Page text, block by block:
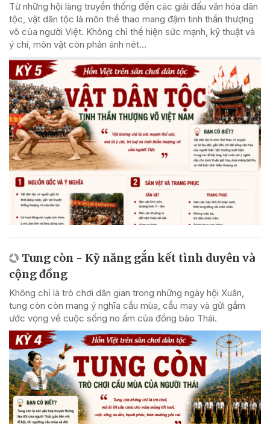
Từ những hội làng truyền thống đến các giải đấu văn hóa dân
tộc, vật dân tộc là môn thể thao mang đậm tinh thần thượng
võ của người Việt. Không chỉ thể hiện sức mạnh, kỹ thuật và
ý chí, môn vật còn phản ánh nét...
Tung còn - Kỹ năng gắn kết tình duyên và
cộng đồng
Không chỉ là trò chơi dân gian trong những ngày hội Xuân,
tung còn còn mang ý nghĩa cầu mùa, cầu may và gửi gắm
ước vọng về cuộc sống no ấm của đồng bào Thái.